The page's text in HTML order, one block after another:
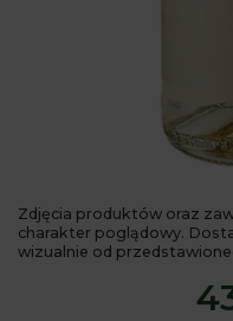
Zdjęcia produktów oraz
charakter poglądowy.
wizualnie od